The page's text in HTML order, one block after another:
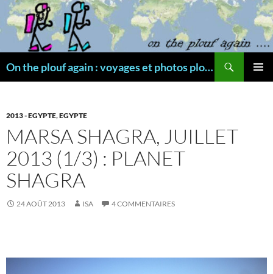
Aller
au
contenu
On the plouf again : voyages et photos plongée
2013 - EGYPTE,EGYPTE
MARSA SHAGRA, JUILLET
2013 (1/3) : PLANET
SHAGRA
24 AOÛT 2013 ISA 4 COMMENTAIRES